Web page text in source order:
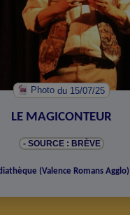
Photodu 15/07/25
LE MAGICONTEUR
- SOURCE : BRÈVE
(Valence Romans Agglo)